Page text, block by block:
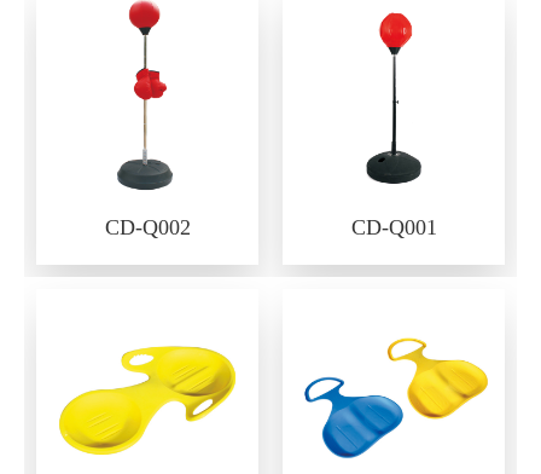
CD-Q002 CD-Q001